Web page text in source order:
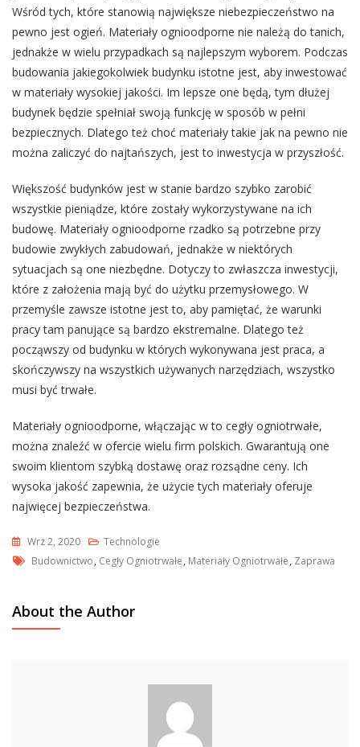
Wśród tych, które stanowią największe niebezpieczeństwo na
pewno jest ogień. Materiały ognioodporne nie należą do tanich,
jednakże w wielu przypadkach są najlepszym wyborem. Podczas
budowania jakiegokolwiek budynku istotne jest, aby inwestować
w materiały wysokiej jakości. Im lepsze one będą, tym dłużej
budynek będzie spełniał swoją funkcję w sposób w pełni
bezpiecznych. Dlatego też choć materiały takie jak na pewno nie
można zaliczyć do najtańszych, jest to inwestycja w przyszłość.
Większość budynków jest w stanie bardzo szybko zarobić
wszystkie pieniądze, które zostały wykorzystywane na ich
budowę. Materiały ognioodporne rzadko są potrzebne przy
budowie zwykłych zabudowań, jednakże w niektórych
sytuacjach są one niezbędne. Dotyczy to zwłaszcza inwestycji,
które z założenia mają być do użytku przemysłowego. W
przemyśle zawsze istotne jest to, aby pamiętać, że warunki
pracy tam panujące są bardzo ekstremalne. Dlatego też
począwszy od budynku w których wykonywana jest praca, a
skończywszy na wszystkich używanych narzędziach, wszystko
musi być trwałe.
Materiały ognioodporne, włączając w to cegły ogniotrwałe,
można znaleźć w ofercie wielu firm polskich. Gwarantują one
swoim klientom szybką dostawę oraz rozsądne ceny. Ich
wysoka jakość zapewnia, że użycie tych materiały oferuje
najwięcej bezpieczeństwa.
Wrz 2, 2020
Technologie
Tags
Budownictwo, Cegły Ogniotrwałe, Materiały Ogniotrwałe, Zaprawa
About the Author